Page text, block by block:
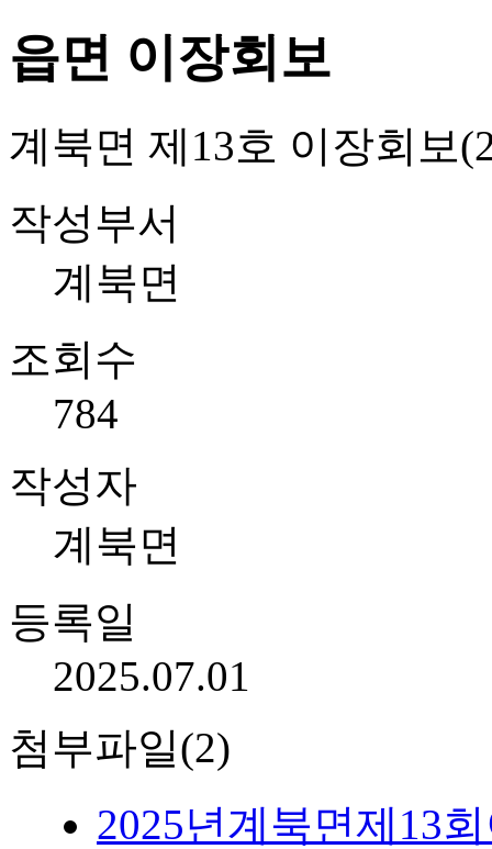
읍면 이장회보
계북면 제13호 이장회보
작성부서
계북면
조회수
784
작성자
계북면
등록일
2025.07.01
첨부파일(2)
2025년계북면제13